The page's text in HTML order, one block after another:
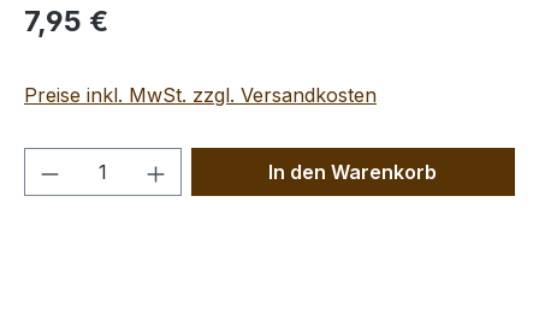
Regulärer Preis:
7,95 €
Preise inkl. MwSt. zzgl. Versandkosten
Produkt Anzahl: Gib denIn den Warenkorb